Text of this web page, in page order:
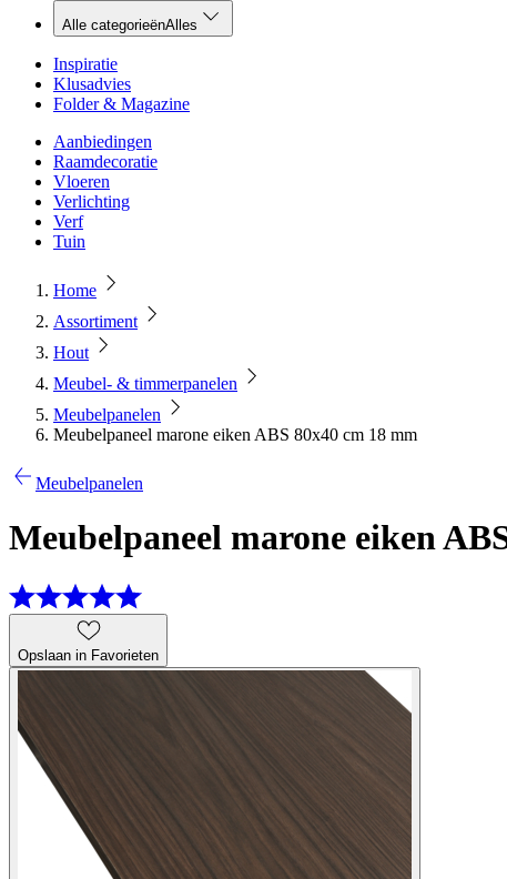
Alle categorieënAlles
Inspiratie
Klusadvies
Folder & Magazine
Aanbiedingen
Raamdecoratie
Vloeren
Verlichting
Verf
Tuin
Home
Assortiment
Hout
Meubel- & timmerpanelen
Meubelpanelen
Meubelpaneel marone eiken ABS 80x40 cm 18 mm
Meubelpanelen
Meubelpaneel marone eiken
Opslaan in Favorieten